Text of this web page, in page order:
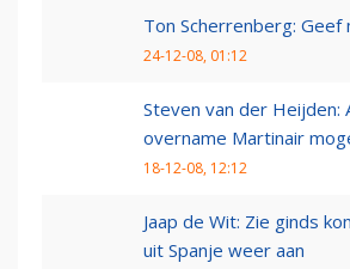
Ton Scherrenberg: Geef
24-12-08, 01:12
Steven van der Heijden:
overname Martinair
18-12-08, 12:12
Jaap de Wit: Zie ginds
uit Spanje weer aan